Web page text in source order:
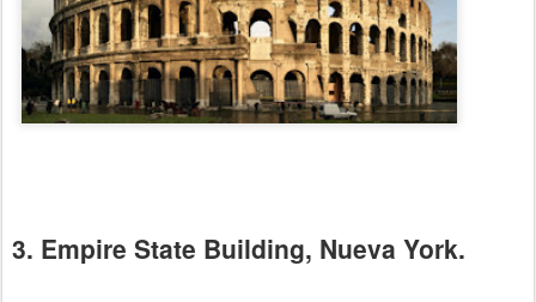
3. Empire State Building, Nueva York.